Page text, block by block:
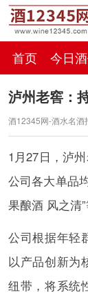
首页 今日
百科
泸州老窖：
酒12345网-酒水名酒
1月27日，泸
公司各大单品
果酿酒 风之清”
公司根据年轻
以产品创新为
纽带，将系统